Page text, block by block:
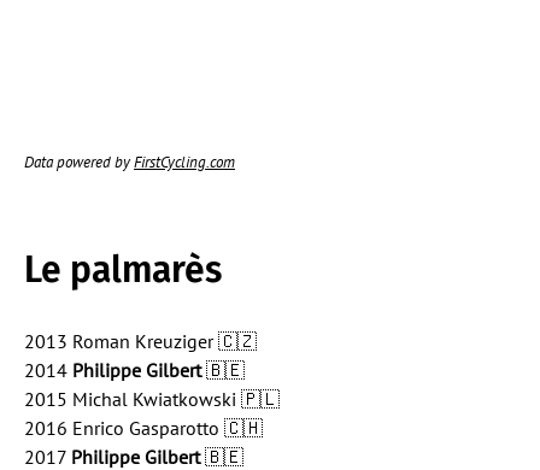
Data powered byFirstCycling.com
Le palmarès
2013 Roman Kreuziger 🇨🇿
2014 Philippe Gilbert🇧🇪
2015 Michal Kwiatkowski 🇵🇱
2016 Enrico Gasparotto 🇨🇭
2017 Philippe Gilbert🇧🇪